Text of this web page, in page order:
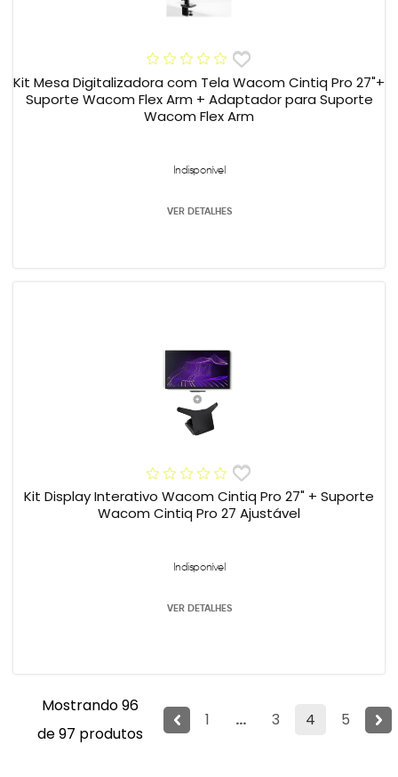
Kit Mesa Digitalizadora com Tela Wacom Cintiq Pro 27"+
Suporte Wacom Flex Arm + Adaptador para Suporte
Wacom Flex Arm
Indisponível
VER DETALHES
Kit Display Interativo Wacom Cintiq Pro 27" + Suporte
Wacom Cintiq Pro 27 Ajustável
Indisponível
VER DETALHES
1 ... 3 4 5
Mostrando 96
de 97 produtos